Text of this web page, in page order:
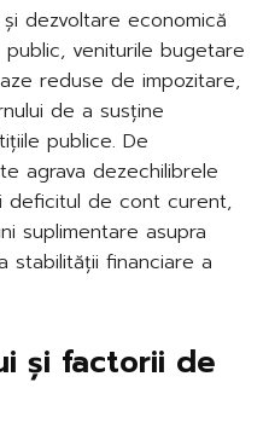
dezvoltare economică
veniturile bugetare
reduse de impozitare,
de a susține
publice. De
agrava dezechilibrele
deficitul de cont curent,
suplimentare asupra
stabilității financiare a
și factorii de